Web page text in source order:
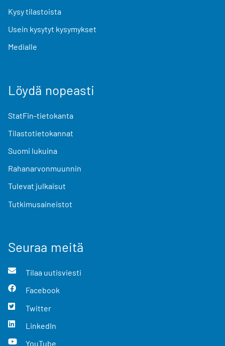
Kysy tilastoista
Usein kysytyt kysymykset
Medialle
Löydä nopeasti
StatFin-tietokanta
Tilastotietokannat
Suomi lukuina
Rahanarvonmuunnin
Tulevat julkaisut
Tutkimusaineistot
Seuraa meitä
Tilaa uutisviesti
Facebook
Twitter
LinkedIn
YouTube